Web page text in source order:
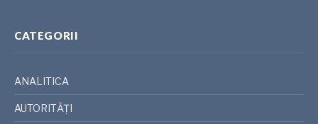
CATEGORII
ANALITICA
AUTORITĂȚI